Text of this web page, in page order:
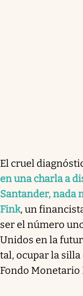
El cruel
en una charla a
Santander, nada
Fink, un
ser el número
Unidos en la
tal, ocupar la
Fondo